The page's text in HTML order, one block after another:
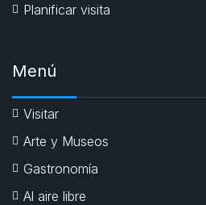
Planificar visita
Menú
Visitar
Arte y Museos
Gastronomía
Al aire libre